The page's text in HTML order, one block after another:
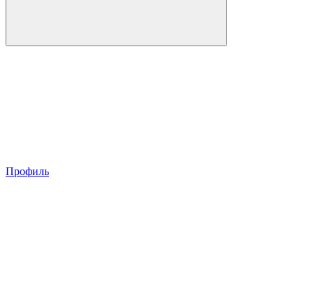
Профиль